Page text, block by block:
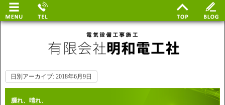
日別アーカイブ: 2018年6月9日
腫れ、晴れ、